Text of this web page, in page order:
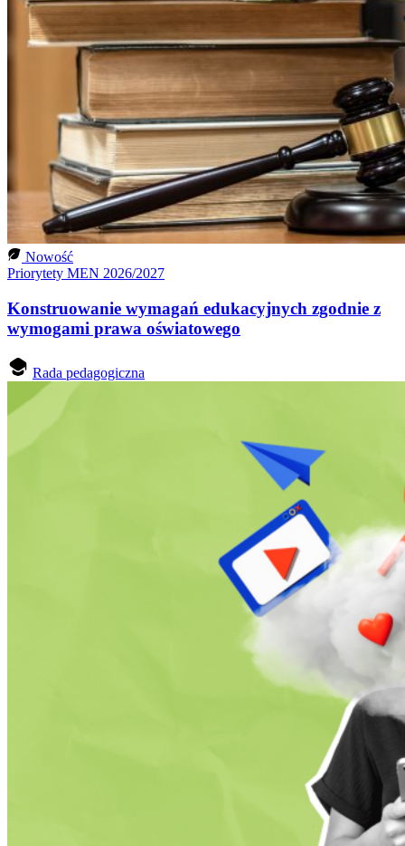
Nowość
Priorytety MEN 2026/2027
Konstruowanie wymagań edukacyjnych zgodnie z
wymogami prawa oświatowego
Rada pedagogiczna